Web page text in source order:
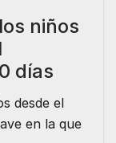
niños
días
desde el
en la que